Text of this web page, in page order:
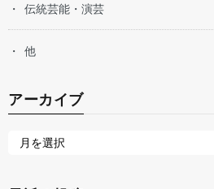
伝統芸能・演芸
他
アーカイブ